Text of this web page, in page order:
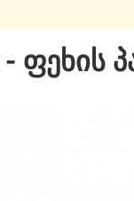
- ფეხის